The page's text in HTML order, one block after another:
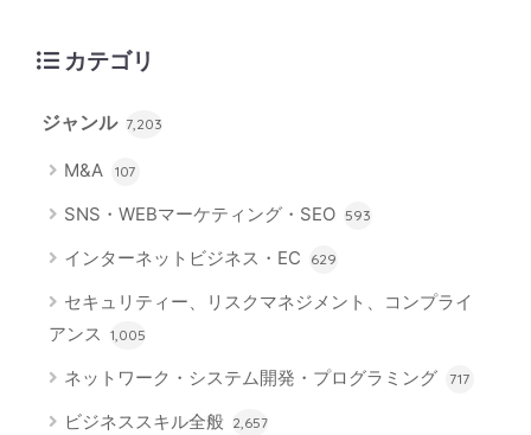
カテゴリ
ジャンル 7,203
M&A 107
SNS・WEBマーケティング・SEO 593
インターネットビジネス・EC 629
セキュリティー、リスクマネジメント、コンプライ
アンス 1,005
ネットワーク・システム開発・プログラミング 717
ビジネススキル全般 2,657